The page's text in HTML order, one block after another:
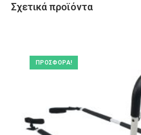
Σχετικά προϊόντα
ΠΡΟΣΦΟΡΆ!